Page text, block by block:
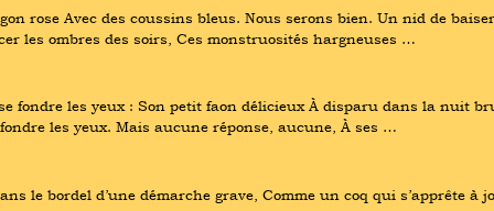
rose Avec des coussins bleus. Nous serons bien. Un nid de
les ombres des soirs, Ces monstruosités hargneuses …
fondre les yeux : Son petit faon délicieux À disparu dans la nuit
les yeux. Mais aucune réponse, aucune, À ses …
le bordel d’une démarche grave, Comme un coq qui s’apprête à